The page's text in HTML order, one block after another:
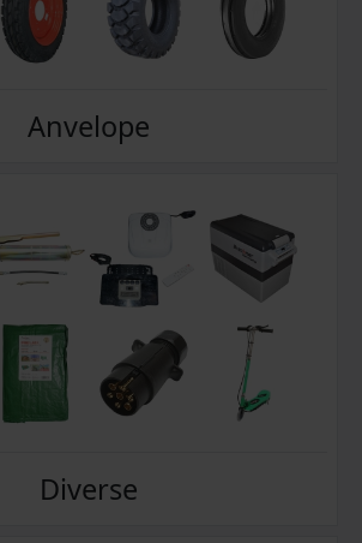
Anvelope
Diverse